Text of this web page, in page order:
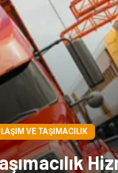
VE TAŞIMACILIK